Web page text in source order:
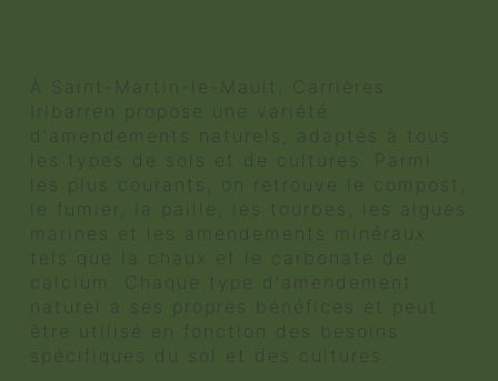
À Saint-Martin-le-Mault, Carrières
Iribarren propose une variété
d'amendements naturels, adaptés à tous
les types de sols et de cultures. Parmi
les plus courants, on retrouve le compost,
le fumier, la paille, les tourbes, les algues
marines et les amendements minéraux
tels que la chaux et le carbonate de
calcium. Chaque type d'amendement
naturel a ses propres bénéfices et peut
être utilisé en fonction des besoins
spécifiques du sol et des cultures.